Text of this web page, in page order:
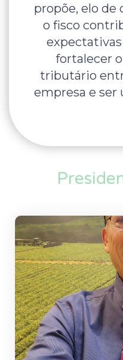
propõe, elo
o fisco
fortalecer
tributário
empresa e ser